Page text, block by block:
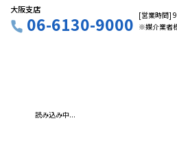
大阪支店
06-6130-9000 [営業時間]
※媒介業者
読み込み中...